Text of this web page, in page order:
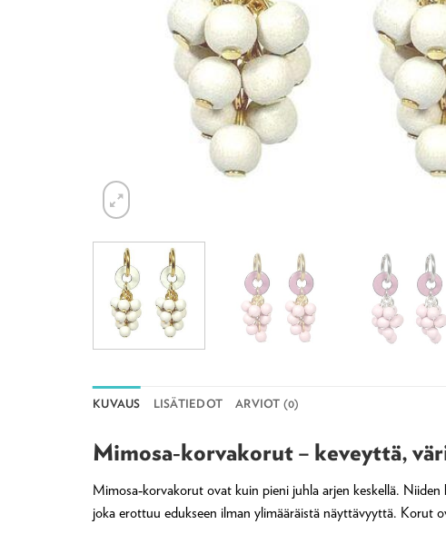
KUVAUS LISÄTIEDOT ARVIOT (0)
Mimosa‑korvakorut – keveyttä,
Mimosa‑korvakorut ovat kuin pieni juhla arjen keskellä.
joka erottuu edukseen ilman ylimääräistä näyttävyyttä. Korut